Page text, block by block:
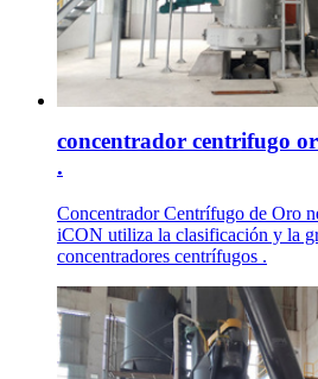
concentrador centrifugo
.
Concentrador Centrífugo de Oro
iCON utiliza la clasificación y la
concentradores centrífugos .